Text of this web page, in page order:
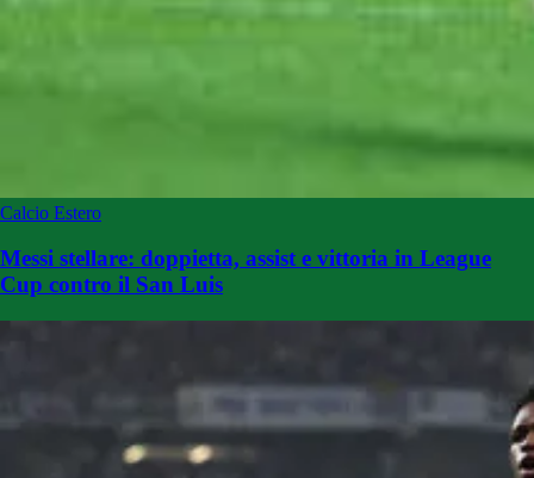
Calcio Estero
Messi stellare: doppietta, assist e vittoria in League
Cup contro il San Luis